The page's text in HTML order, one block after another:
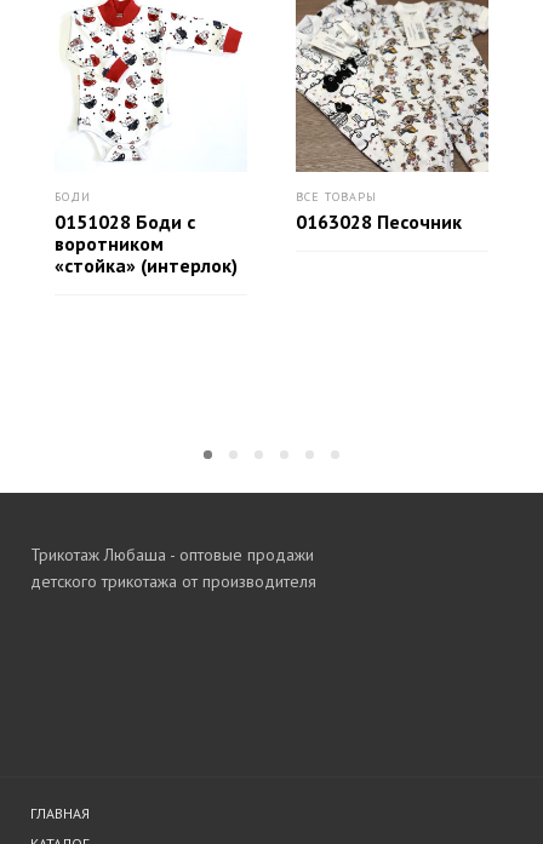
БОДИ
0151028 Боди с
воротником
«стойка» (интерлок)
ВСЕ ТОВАРЫ
0163028 Песочник
Трикотаж Любаша - оптовые продажи
детского трикотажа от производителя
ГЛАВНАЯ